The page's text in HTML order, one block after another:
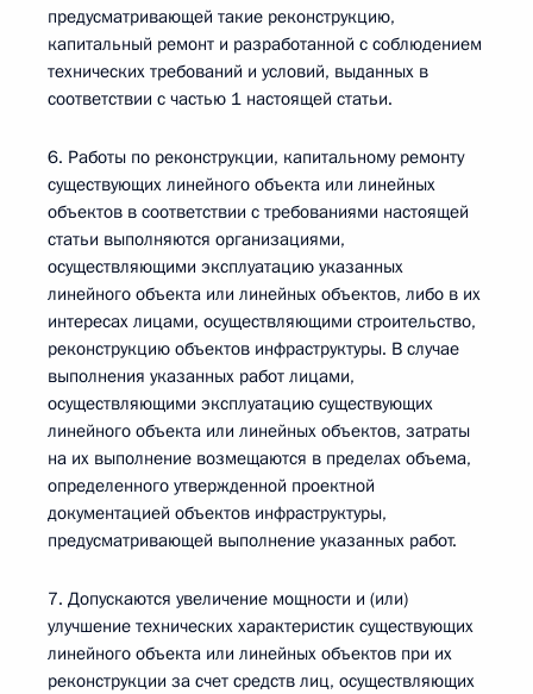
предусматривающей такие реконструкцию,
капитальный ремонт и разработанной с соблюдением
технических требований и условий, выданных в
соответствии с частью 1 настоящей статьи.
6. Работы по реконструкции, капитальному ремонту
существующих линейного объекта или линейных
объектов в соответствии с требованиями настоящей
статьи выполняются организациями,
осуществляющими эксплуатацию указанных
линейного объекта или линейных объектов, либо в их
интересах лицами, осуществляющими строительство,
реконструкцию объектов инфраструктуры. В случае
выполнения указанных работ лицами,
осуществляющими эксплуатацию существующих
линейного объекта или линейных объектов, затраты
на их выполнение возмещаются в пределах объема,
определенного утвержденной проектной
документацией объектов инфраструктуры,
предусматривающей выполнение указанных работ.
7. Допускаются увеличение мощности и (или)
улучшение технических характеристик существующих
линейного объекта или линейных объектов при их
реконструкции за счет средств лиц, осуществляющих